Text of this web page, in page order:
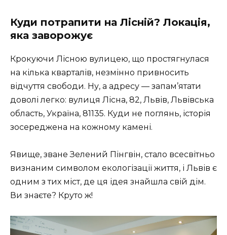
Куди потрапити на Лісній? Локація,
яка заворожує
Крокуючи Лісною вулицею, що простягнулася
на кілька кварталів, незмінно привносить
відчуття свободи. Ну, а адресу — запам’ятати
доволі легко: вулиця Лісна, 82, Львів, Львівська
область, Україна, 81135. Куди не поглянь, історія
зосереджена на кожному камені.
Явище, зване Зелений Пінгвін, стало всесвітньо
визнаним символом екологізації життя, і Львів є
одним з тих міст, де ця ідея знайшла свій дім.
Ви знаєте? Круто ж!